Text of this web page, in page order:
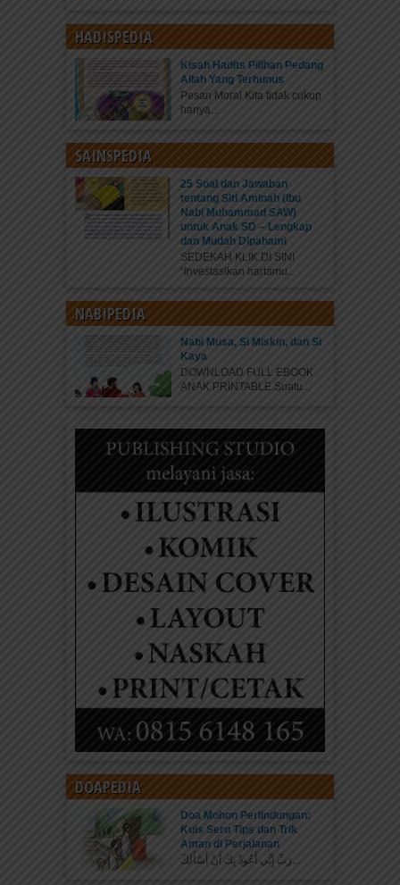
HADISPEDIA
Kisah Hadits Pilihan Pedang
Allah Yang Terhunus
Pesan Moral Kita tidak cukup
hanya...
SAINSPEDIA
25 Soal dan Jawaban
tentang Siti Aminah (Ibu
Nabi Muhammad SAW)
untuk Anak SD – Lengkap
dan Mudah Dipahami
SEDEKAH KLIK DI SINI
“Investasikan hartamu...
NABIPEDIA
Nabi Musa, Si Miskin, dan Si
Kaya
DOWNLOAD FULL EBOOK
ANAK PRINTABLE Suatu...
DOAPEDIA
Doa Mohon Perlindungan:
Kuis Seru Tips dan Trik
Aman di Perjalanan
رَبِّ إِنِّي أَعُوذُ بِكَ أَنْ أَسْأَلَكَ...